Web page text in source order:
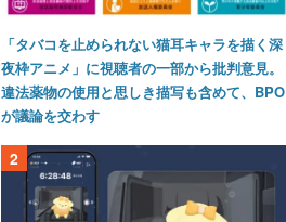
「タバコを止められない猫耳キャラを描く深
夜枠アニメ」に視聴者の一部から批判意見。
違法薬物の使用と思しき描写も含めて、BPO
が議論を交わす
2